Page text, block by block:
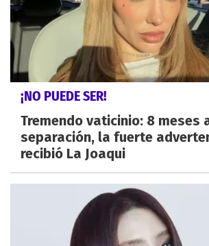
¡NO PUEDE SER!
Tremendo vaticinio: 8 meses
separación, la fuerte
recibió La Joaqui